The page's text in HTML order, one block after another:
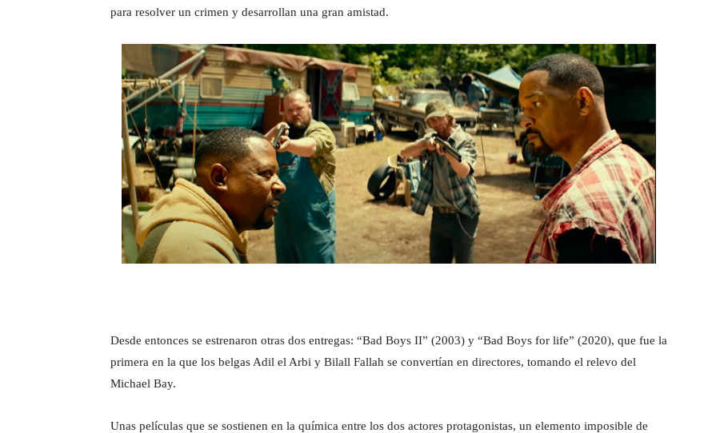
para resolver un crimen y desarrollan una gran amistad.
Desde entonces se estrenaron otras dos entregas: “Bad Boys II” (2003) y “Bad Boys for life” (2020), que fue la
primera en la que los belgas Adil el Arbi y Bilall Fallah se convertían en directores, tomando el relevo del
Michael Bay.
Unas películas que se sostienen en la química entre los dos actores protagonistas, un elemento imposible de